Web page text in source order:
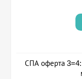
СПА оферта 3=4: